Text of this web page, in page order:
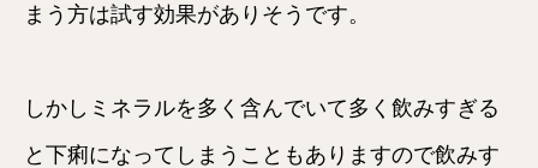
まう方は試す効果がありそうです。
しかしミネラルを多く含んでいて多く飲みすぎる
と下痢になってしまうこともありますので飲みす